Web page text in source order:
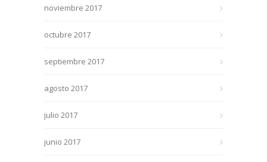
noviembre 2017
octubre 2017
septiembre 2017
agosto 2017
julio 2017
junio 2017